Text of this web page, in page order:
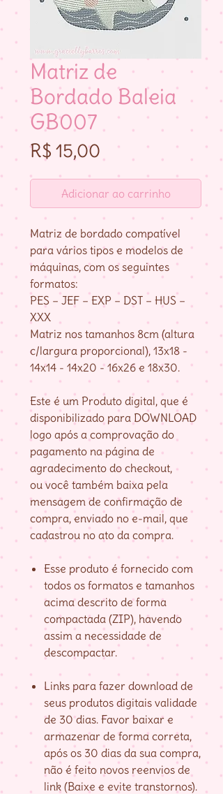
Matriz de
Bordado Baleia
GB007
R$ 15,00 Preço
Adicionar ao carrinho
Matriz de bordado compatível
para vários tipos e modelos de
máquinas, com os seguintes
formatos:
PES – JEF – EXP – DST – HUS –
XXX
Matriz nos tamanhos 8cm (altura
c/largura proporcional), 13x18 -
14x14 - 14x20 - 16x26 e 18x30.
Este é um Produto digital, que é
disponibilizado para DOWNLOAD
logo após a comprovação do
pagamento na página de
agradecimento do checkout,
ou você também baixa pela
mensagem de confirmação de
compra, enviado no e-mail, que
cadastrou no ato da compra.
Esse produto é fornecido com
todos os formatos e tamanhos
acima descrito de forma
compactada (ZIP), havendo
assim a necessidade de
descompactar.
Links para fazer download de
seus produtos digitais validade
de 30 dias. Favor baixar e
armazenar de forma correta,
após os 30 dias da sua compra,
não é feito novos reenvios de
link (Baixe e evite transtornos).